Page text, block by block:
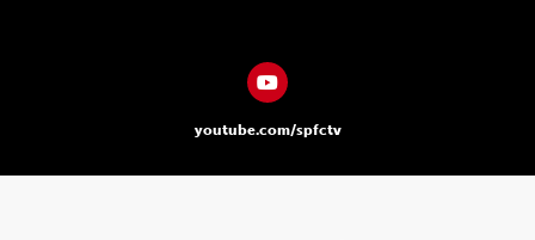
youtube.com/spfctv